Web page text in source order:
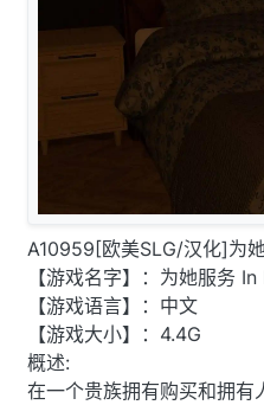
A10959[欧美SLG/汉化]为
【游戏名字】：为她服务
【游戏语言】：中文
【游戏大小】：4.4G
概述:
在一个贵族拥有购买和拥有